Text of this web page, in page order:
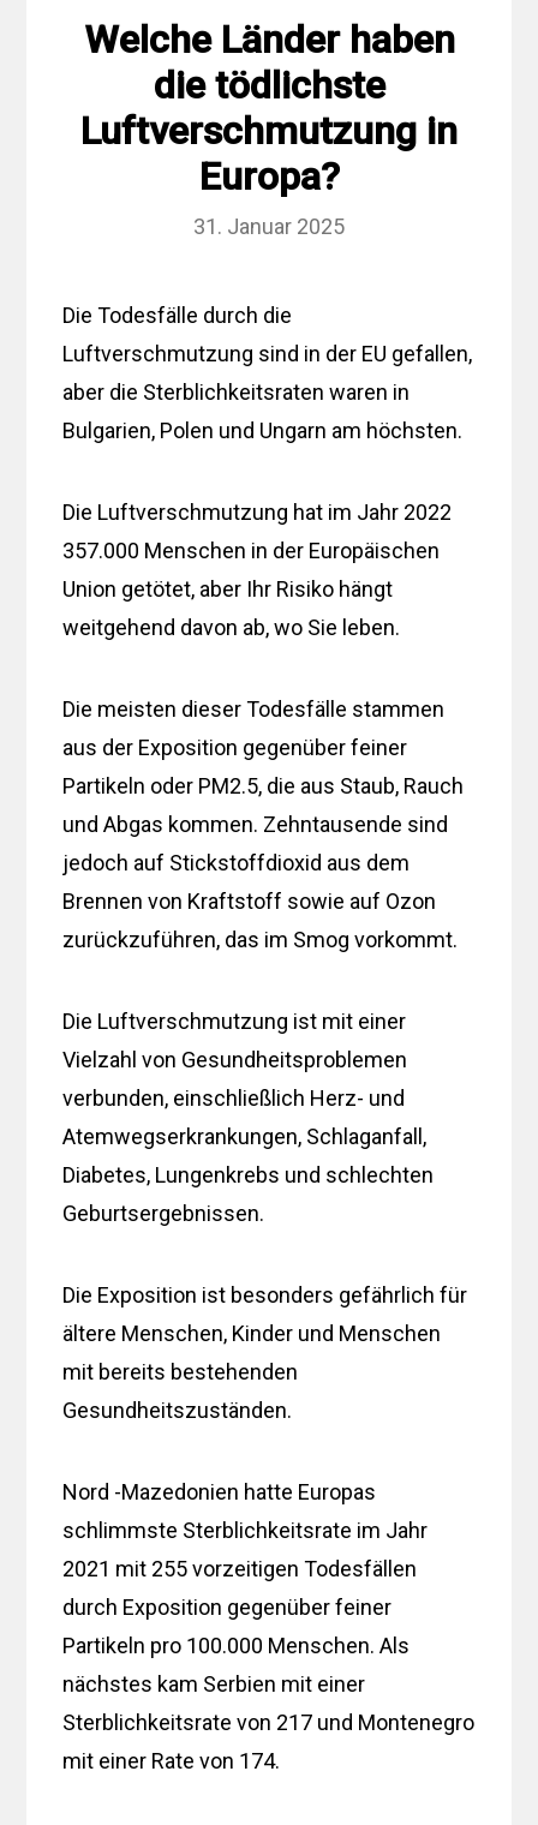
Welche Länder haben
die tödlichste
Luftverschmutzung in
Europa?
31. Januar 2025
Die Todesfälle durch die
Luftverschmutzung sind in der EU gefallen,
aber die Sterblichkeitsraten waren in
Bulgarien, Polen und Ungarn am höchsten.
Die Luftverschmutzung hat im Jahr 2022
357.000 Menschen in der Europäischen
Union getötet, aber Ihr Risiko hängt
weitgehend davon ab, wo Sie leben.
Die meisten dieser Todesfälle stammen
aus der Exposition gegenüber feiner
Partikeln oder PM2.5, die aus Staub, Rauch
und Abgas kommen. Zehntausende sind
jedoch auf Stickstoffdioxid aus dem
Brennen von Kraftstoff sowie auf Ozon
zurückzuführen, das im Smog vorkommt.
Die Luftverschmutzung ist mit einer
Vielzahl von Gesundheitsproblemen
verbunden, einschließlich Herz- und
Atemwegserkrankungen, Schlaganfall,
Diabetes, Lungenkrebs und schlechten
Geburtsergebnissen.
Die Exposition ist besonders gefährlich für
ältere Menschen, Kinder und Menschen
mit bereits bestehenden
Gesundheitszuständen.
Nord -Mazedonien hatte Europas
schlimmste Sterblichkeitsrate im Jahr
2021 mit 255 vorzeitigen Todesfällen
durch Exposition gegenüber feiner
Partikeln pro 100.000 Menschen. Als
nächstes kam Serbien mit einer
Sterblichkeitsrate von 217 und Montenegro
mit einer Rate von 174.